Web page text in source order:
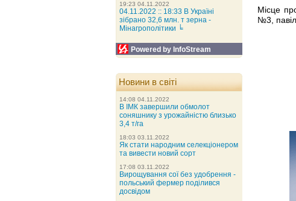
Місце
№3,
19:23 04.11.2022
04.11.2022 :: 18:33 В Україні
зібрано 32,6 млн. т зерна -
Мінагрополітики ╘
Powered by InfoStream
Новини в світі
14:08 04.11.2022
В ІМК завершили обмолот
соняшнику з урожайністю близько
3,4 т/га
18:03 03.11.2022
Як стати народним селекціонером
та вивести новий сорт
17:08 03.11.2022
Вирощування сої без удобрення -
польський фермер поділився
досвідом